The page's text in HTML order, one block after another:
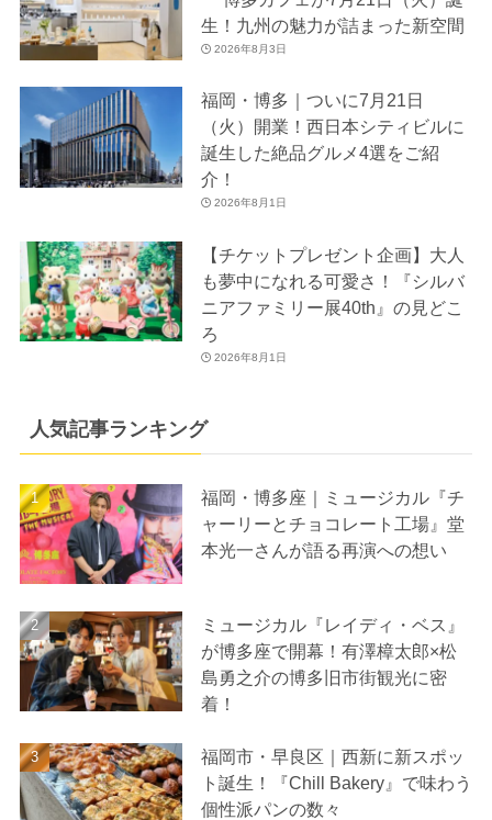
生！九州の魅力が詰まった新空間
2026年8月3日
福岡・博多｜ついに7月21日
（火）開業！西日本シティビルに
誕生した絶品グルメ4選をご紹
介！
2026年8月1日
【チケットプレゼント企画】大人
も夢中になれる可愛さ！『シルバ
ニアファミリー展40th』の見どこ
ろ
2026年8月1日
人気記事ランキング
福岡・博多座｜ミュージカル『チ
ャーリーとチョコレート工場』堂
本光一さんが語る再演への想い
ミュージカル『レイディ・ベス』
が博多座で開幕！有澤樟太郎×松
島勇之介の博多旧市街観光に密
着！
福岡市・早良区｜西新に新スポッ
ト誕生！『Chill Bakery』で味わう
個性派パンの数々